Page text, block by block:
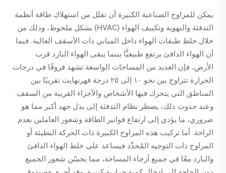
يمكن للمراوح الصناعية الكبيرة أن تقلل من استهلاك طاقة أنظمة
التدفئة والتهوية وتكييف الهواء (HVAC) بشكل ملحوظ، وذلك من
خلال خلط طبقات الهواء داخل المباني ذات الأسقف العالية. فبما
أن الهواء الدافئ يرتفع طبيعيًّا بينما يبقى الهواء البارد قرب
الأرض، فإن العديد من المساحات الواسعة تشهد فروقًا في درجات
الحرارة تتراوح بين نحو ١٠ إلى ٢٥ درجة فهرنهايت تقريبًا بين
المناطق التي يتحرك فيها الأشخاص والأجزاء القريبة من السقف.
وعند حدوث ذلك، يضطر نظام التدفئة إلى بذل جهد أكبر مما هو
ضروري، ما يؤدي إلى ارتفاع فواتير الطاقة وشعور العاملين بعدم
الراحة. أما تركيب هذه المراوح الكبيرة ذات الحركة البطيئة أو
المراوح ذات التوجيه المُحدَّد فيساعد على خلط الهواء الدافئ
والبارد معًا في جميع أرجاء المساحة، مما يحسّن شعور الجميع